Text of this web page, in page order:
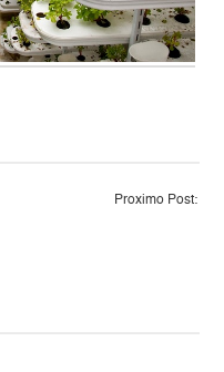
Proximo Post: